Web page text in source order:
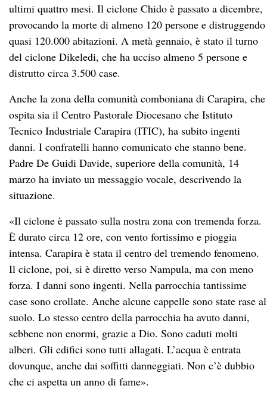
ultimi quattro mesi. Il ciclone Chido è passato a dicembre,
provocando la morte di almeno 120 persone e distruggendo
quasi 120.000 abitazioni. A metà gennaio, è stato il turno
del ciclone Dikeledi, che ha ucciso almeno 5 persone e
distrutto circa 3.500 case.
Anche la zona della comunità comboniana di Carapira, che
ospita sia il Centro Pastorale Diocesano che Istituto
Tecnico Industriale Carapira (ITIC), ha subito ingenti
danni. I confratelli hanno comunicato che stanno bene.
Padre De Guidi Davide, superiore della comunità, 14
marzo ha inviato un messaggio vocale, descrivendo la
situazione.
«Il ciclone è passato sulla nostra zona con tremenda forza.
È durato circa 12 ore, con vento fortissimo e pioggia
intensa. Carapira è stata il centro del tremendo fenomeno.
Il ciclone, poi, si è diretto verso Nampula, ma con meno
forza. I danni sono ingenti. Nella parrocchia tantissime
case sono crollate. Anche alcune cappelle sono state rase al
suolo. Lo stesso centro della parrocchia ha avuto danni,
sebbene non enormi, grazie a Dio. Sono caduti molti
alberi. Gli edifici sono tutti allagati. L’acqua è entrata
dovunque, anche dai soffitti danneggiati. Non c’è dubbio
che ci aspetta un anno di fame».